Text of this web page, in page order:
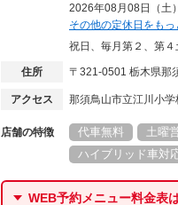
2026年08月08日（土
その他の定休日をもっ
祝日、毎月第２、第４
住所 〒321-0501 栃木県那
アクセス 那須鳥山市立江川小学
店舗の特徴 代車無料 土曜
ハイブリッド車対
WEB予約メニュー料金表